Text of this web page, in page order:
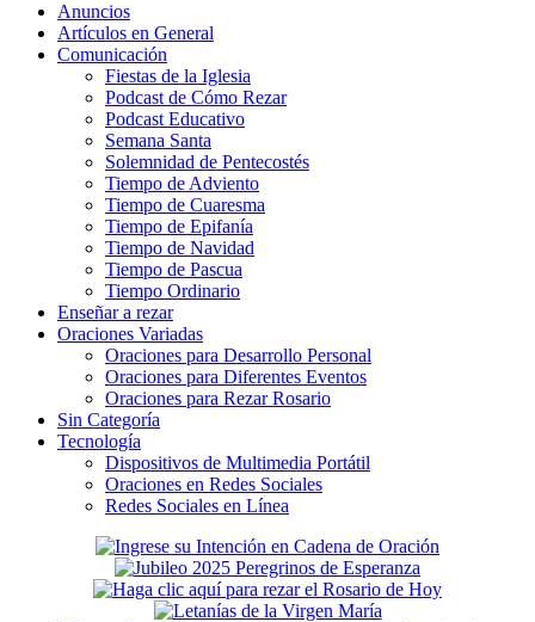
Anuncios
Artículos en General
Comunicación
Fiestas de la Iglesia
Podcast de Cómo Rezar
Podcast Educativo
Semana Santa
Solemnidad de Pentecostés
Tiempo de Adviento
Tiempo de Cuaresma
Tiempo de Epifanía
Tiempo de Navidad
Tiempo de Pascua
Tiempo Ordinario
Enseñar a rezar
Oraciones Variadas
Oraciones para Desarrollo Personal
Oraciones para Diferentes Eventos
Oraciones para Rezar Rosario
Sin Categoría
Tecnología
Dispositivos de Multimedia Portátil
Oraciones en Redes Sociales
Redes Sociales en Línea
Secondary
Sidebar